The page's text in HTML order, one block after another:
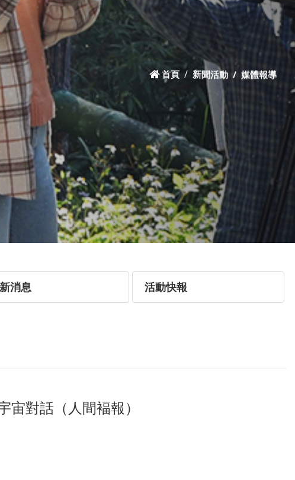
首頁 新聞活動 媒體報導
消息 活動快報
對話（人間褔報）